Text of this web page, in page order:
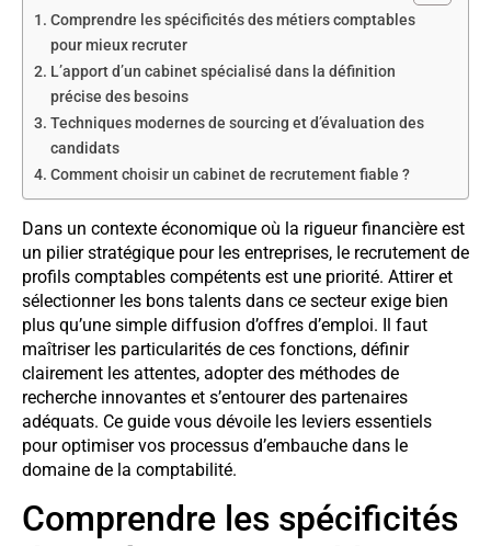
Comprendre les spécificités des métiers comptables
pour mieux recruter
L’apport d’un cabinet spécialisé dans la définition
précise des besoins
Techniques modernes de sourcing et d’évaluation des
candidats
Comment choisir un cabinet de recrutement fiable ?
Dans un contexte économique où la rigueur financière est
un pilier stratégique pour les entreprises, le recrutement de
profils comptables compétents est une priorité. Attirer et
sélectionner les bons talents dans ce secteur exige bien
plus qu’une simple diffusion d’offres d’emploi. Il faut
maîtriser les particularités de ces fonctions, définir
clairement les attentes, adopter des méthodes de
recherche innovantes et s’entourer des partenaires
adéquats. Ce guide vous dévoile les leviers essentiels
pour optimiser vos processus d’embauche dans le
domaine de la comptabilité.
Comprendre les spécificités